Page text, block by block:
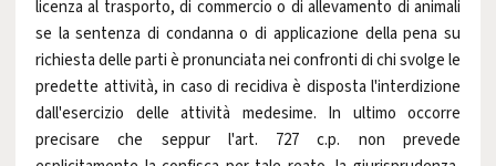
licenza al trasporto, di commercio o di allevamento di animali
se la sentenza di condanna o di applicazione della pena su
richiesta delle parti è pronunciata nei confronti di chi svolge le
predette attività, in caso di recidiva è disposta l'interdizione
dall'esercizio delle attività medesime. In ultimo occorre
precisare che seppur l'art. 727 c.p. non prevede